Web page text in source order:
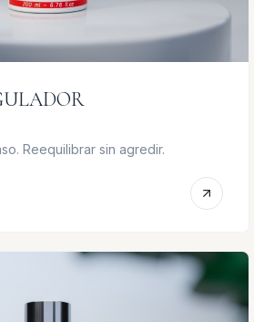
Reequilibrar sin agredir.